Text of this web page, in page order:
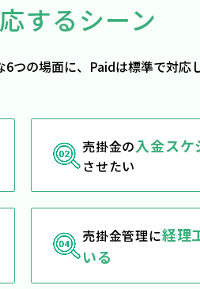
するシーン
つの場面に、Paidは標準で対応
売掛金の入金ス
させたい
売掛金管理に経理
いる